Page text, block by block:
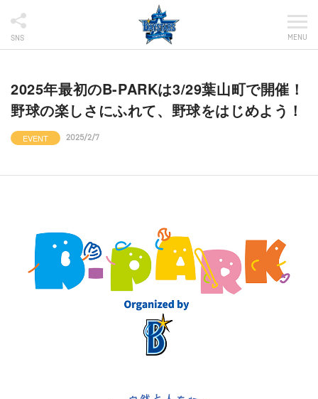
SNS MENU
2025年最初のB-PARKは3/29葉山町で開催！
野球の楽しさにふれて、野球をはじめよう！
EVENT 2025/2/7